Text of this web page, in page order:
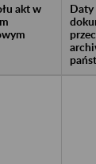
akt w
Daty